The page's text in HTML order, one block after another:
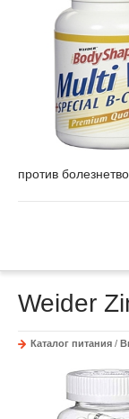
против
Weider
Каталог питания /